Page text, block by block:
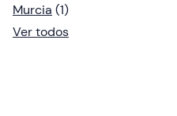
Murcia (1)
Ver todos